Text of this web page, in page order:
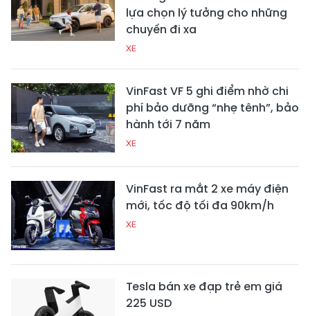
lựa chọn lý tưởng cho những
chuyến đi xa
XE
VinFast VF 5 ghi điểm nhờ chi
phí bảo dưỡng “nhẹ tênh”, bảo
hành tới 7 năm
XE
VinFast ra mắt 2 xe máy điện
mới, tốc độ tối đa 90km/h
XE
Tesla bán xe đạp trẻ em giá
225 USD